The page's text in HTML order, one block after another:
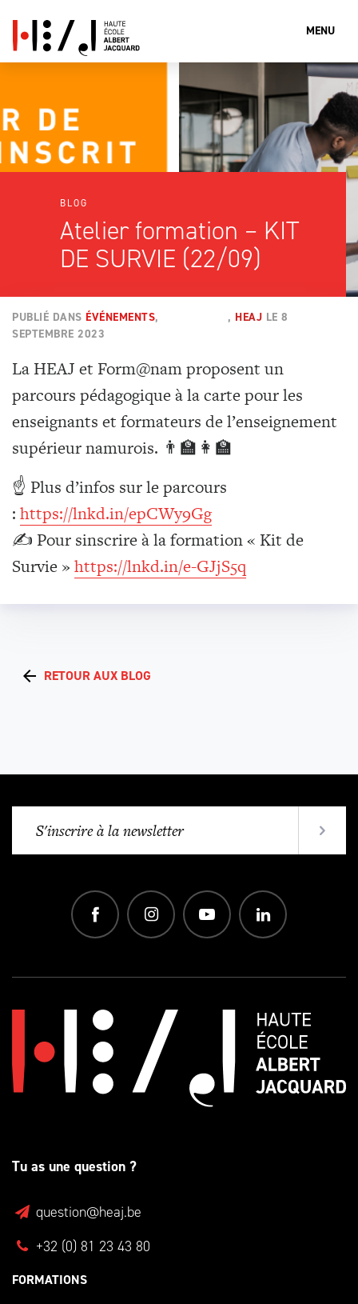
MENU
Que cherches-tu?
Rechercher
BLOG
Atelier formation – KIT
DE SURVIE (22/09)
PUBLIÉ DANS ÉVÉNEMENTS, , HEAJ LE 8
SEPTEMBRE 2023
La HEAJ et Form@nam proposent un
parcours pédagogique à la carte pour les
enseignants et formateurs de l’enseignement
supérieur namurois. 👨‍🏫👩‍🏫
☝️ Plus d’infos sur le parcours
: https://lnkd.in/epCWy9Gg
✍️ Pour sinscrire à la formation « Kit de
Survie » https://lnkd.in/e-GJjS5q
RETOUR AUX BLOG
Tu as une question ?
question@heaj.be
+32 (0) 81 23 43 80
FORMATIONS